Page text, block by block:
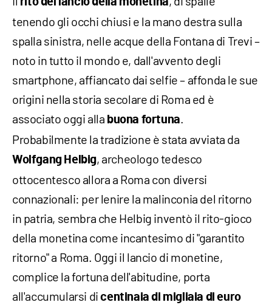
tenendo gli occhi chiusi e la mano destra sulla
spalla sinistra, nelle acque della Fontana di Trevi –
noto in tutto il mondo e, dall'avvento degli
smartphone, affiancato dai selfie – affonda le sue
origini nella storia secolare di Roma ed è
associato oggi alla buona fortuna.
Probabilmente la tradizione è stata avviata da
Wolfgang Helbig, archeologo tedesco
ottocentesco allora a Roma con diversi
connazionali: per lenire la malinconia del ritorno
in patria, sembra che Helbig inventò il rito-gioco
della monetina come incantesimo di "garantito
ritorno" a Roma. Oggi il lancio di monetine,
complice la fortuna dell'abitudine, porta
all'accumularsi di centinaia di migliaia di euro